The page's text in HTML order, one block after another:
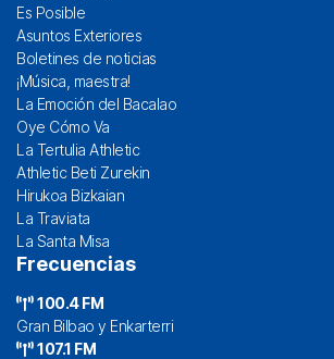
Es Posible
Asuntos Exteriores
Boletines de noticias
¡Música, maestra!
La Emoción del Bacalao
Oye Cómo Va
La Tertulia Athletic
Athletic Beti Zurekin
Hirukoa Bizkaian
La Traviata
La Santa Misa
Frecuencias
100.4 FM
Gran Bilbao y Enkarterri
107.1 FM